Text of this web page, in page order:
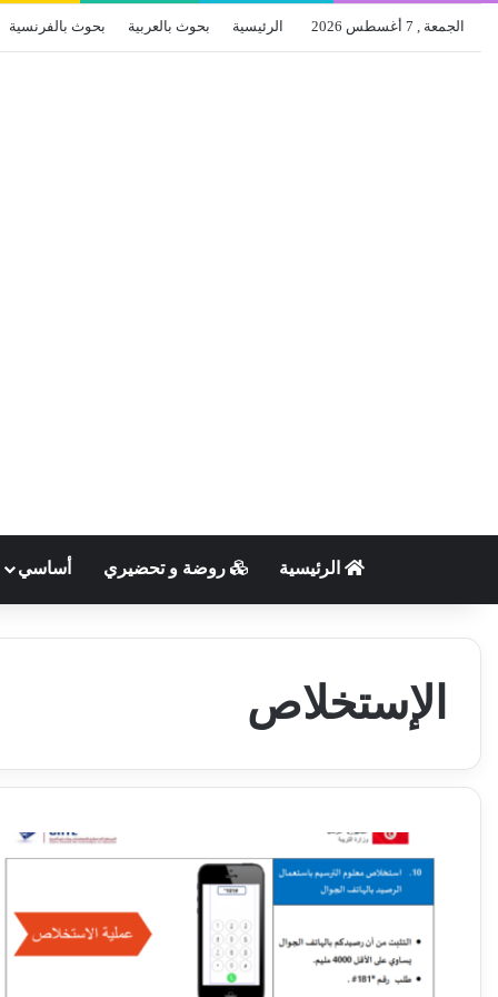
الجمعة , 7 أغسطس 2026 الرئيسية بحوث بالعربية بحوث بالفرنسية
الرئيسية روضة و تحضيري أساسي
الإستخلاص